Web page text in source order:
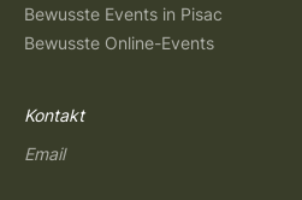
Bewusste Events in Pisac
Bewusste Online-Events
Kontakt
Email